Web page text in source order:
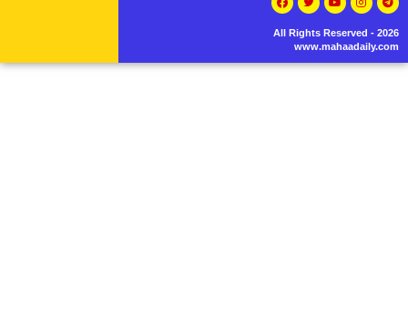
All Rights Reserved - 2026
www.mahaadaily.com